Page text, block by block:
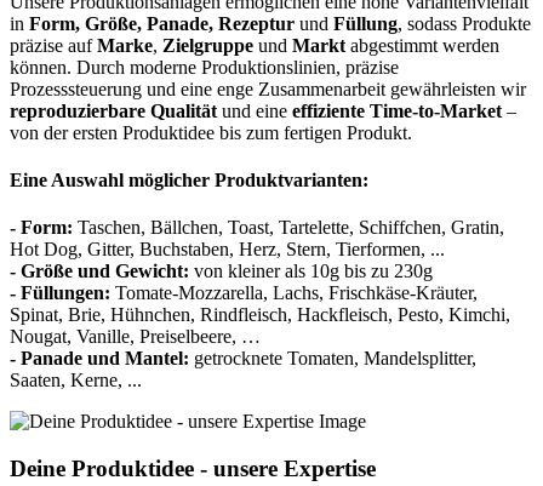
in Form, Größe, Panade, Rezeptur und Füllung, sodass Produkte
präzise aufMarke, Zielgruppe und Markt abgestimmt werden
können. Durch moderne Produktionslinien, präzise
Prozesssteuerung und eine enge Zusammenarbeit gewährleisten wir
reproduzierbare Qualität und eine effiziente Time-to-Market –
von der ersten Produktidee bis zum fertigen Produkt.
Eine Auswahl möglicher Produktvarianten:
- Form: Taschen, Bällchen, Toast, Tartelette, Schiffchen, Gratin,
Hot Dog, Gitter, Buchstaben, Herz, Stern, Tierformen, ...
- Größe und Gewicht: von kleiner als 10g bis zu 230g
- Füllungen: Tomate-Mozzarella, Lachs, Frischkäse-Kräuter,
Spinat, Brie, Hühnchen, Rindfleisch, Hackfleisch, Pesto, Kimchi,
Nougat, Vanille, Preiselbeere, …
- Panade und Mantel: getrocknete Tomaten, Mandelsplitter,
Saaten, Kerne, ...
Deine Produktidee - unsere Expertise